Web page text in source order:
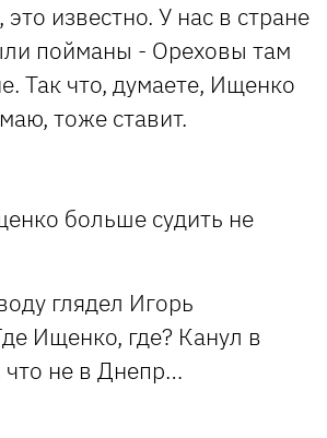
это известно. У нас в стране
пойманы - Ореховы там
Так что, думаете, Ищенко
тоже ставит.
больше судить не
глядел Игорь
Ищенко, где? Канул в
не в Днепр…